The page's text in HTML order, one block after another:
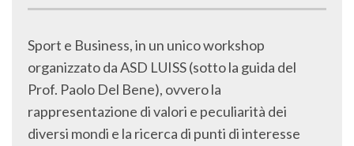
Sport e Business, in un unico workshop
organizzato da ASD LUISS (sotto la guida del
Prof. Paolo Del Bene), ovvero la
rappresentazione di valori e peculiarità dei
diversi mondi e la ricerca di punti di interesse